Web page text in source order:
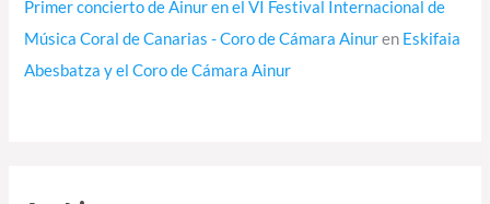
Primer concierto de Ainur en el VI Festival Internacional de
Música Coral de Canarias - Coro de Cámara Ainuren Eskifaia
Abesbatza y el Coro de Cámara Ainur